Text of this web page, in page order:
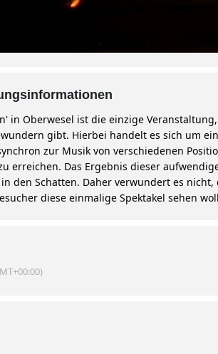
in Oberwesel ist die einzige
gibt. Hierbei handelt es sich um
zur Musik von verschiedenen
erreichen. Das Ergebnis dieser
den Schatten. Daher verwundert es
diese einmalige Spektakel sehen